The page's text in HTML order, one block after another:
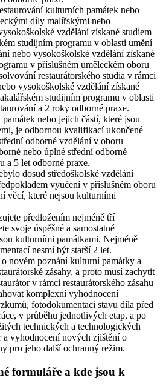
kulturních památek nebo
díly malířskými nebo
vzdělání získané studiem
studijním programu v oblasti umění
nebo vysokoškolské vzdělání získané
v příslušném uměleckém oboru
restaurátorského studia v rámci
vysokoškolské vzdělání získané
studijním programu v oblasti
a 2 roky odborné praxe.
nebo jejich částí, které jsou
, je odbornou kvalifikací ukončené
odborné vzdělání v oboru
nebo úplné střední odborné
a 5 let odborné praxe.
dosud středoškolské vzdělání
vyučení v příslušném oboru
věcí, které nejsou kulturními
předložením nejméně tří
svoje úspěšné a samostatné
kulturními památkami. Nejméně
nesmí být starší 2 let.
novém poznání kulturní památky a
zásahy, a proto musí zachytit
v rámci restaurátorského zásahu
komplexní vyhodnocení
fotodokumentaci stavu díla před
v průběhu jednotlivých etap, a po
technických a technologických
a vyhodnocení nových zjištění o
pro jeho další ochranný režim.
formuláře a kde jsou k